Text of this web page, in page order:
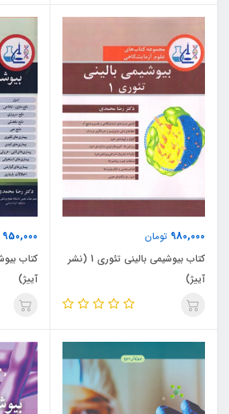
980,000 تومان
کتاب بیوشیمی بالینی تئوری 1 (نشر
آییژ)
950,000
آییژ)